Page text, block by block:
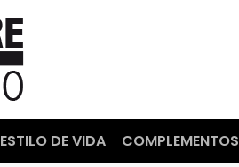
ESTILO DE VIDA COMPLEMENTOS